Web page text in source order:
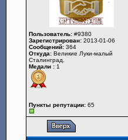
Пользователь: #9380
Зарегистрирован: 2013-01-06
Сообщений: 364
Откуда: Великие Луки-малый
Сталинград.
Медали : 1
Пункты репутации: 65